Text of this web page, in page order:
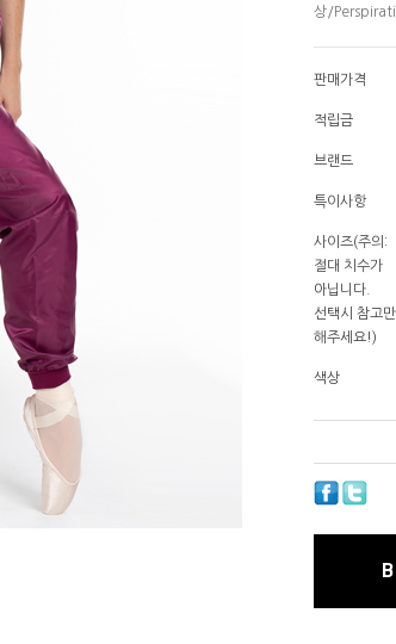
상/
판매가격
적립금
브랜드
특이사항
사이즈(주의:
절대 치수가
아닙니다.
선택시 참고만
해주세요!)
색상